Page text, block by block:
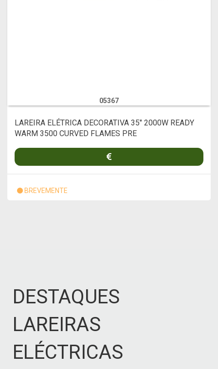
05367
LAREIRA ELÉTRICA DECORATIVA 35" 2000W READY
WARM 3500 CURVED FLAMES PRE
BREVEMENTE
DESTAQUES
LAREIRAS
ELÉCTRICAS